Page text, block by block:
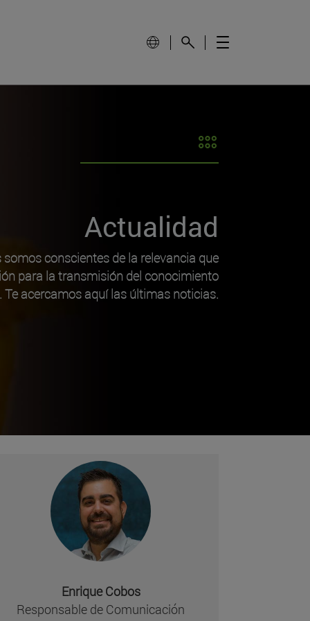
Actualidad
somos conscientes de la relevancia que
para la transmisión del conocimiento
Te acercamos aquí las últimas noticias.
Enrique Cobos
Responsable de Comunicación